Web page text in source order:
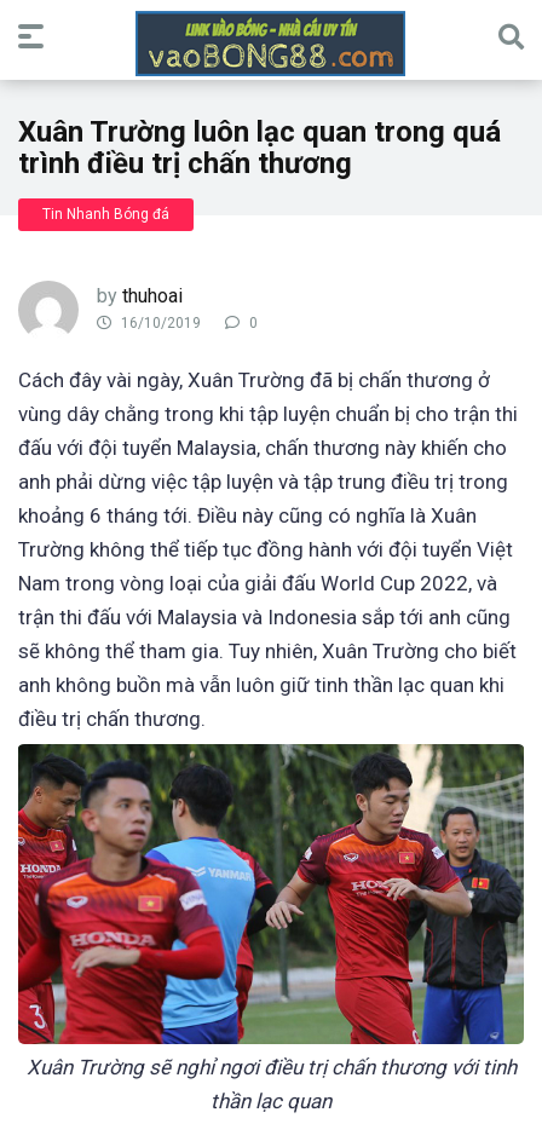
Xuân Trường luôn lạc quan trong quá
trình điều trị chấn thương
Tin Nhanh Bóng đá
by thuhoai
16/10/2019 0
Cách đây vài ngày, Xuân Trường đã bị chấn thương ở
vùng dây chằng trong khi tập luyện chuẩn bị cho trận thi
đấu với đội tuyển Malaysia, chấn thương này khiến cho
anh phải dừng việc tập luyện và tập trung điều trị trong
khoảng 6 tháng tới. Điều này cũng có nghĩa là Xuân
Trường không thể tiếp tục đồng hành với đội tuyển Việt
Nam trong vòng loại của giải đấu World Cup 2022, và
trận thi đấu với Malaysia và Indonesia sắp tới anh cũng
sẽ không thể tham gia. Tuy nhiên, Xuân Trường cho biết
anh không buồn mà vẫn luôn giữ tinh thần lạc quan khi
điều trị chấn thương.
Xuân Trường sẽ nghỉ ngơi điều trị chấn thương với tinh
thần lạc quan